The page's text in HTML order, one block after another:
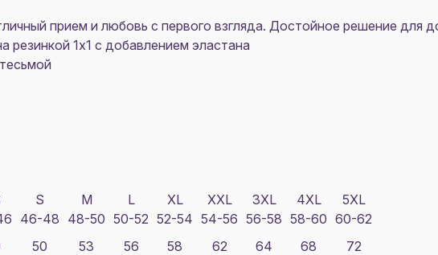
прием и любовь с первого взгляда. Достойное решение для
резинкой 1x1 с добавлением эластана
S
46-48
M
48-50
L
50-52
XL
52-54
XXL
54-56
3XL
56-58
4XL
58-60
5XL
60-62
50 53 56 58 62 64 68
72